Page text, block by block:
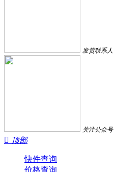
发货联系人
关注公众号
 顶部
快件查询
价格查询